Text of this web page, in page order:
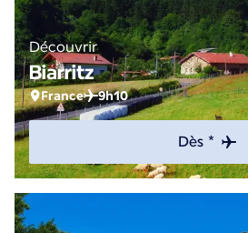
Découvrir
Biarritz
France 9h10
Dès *